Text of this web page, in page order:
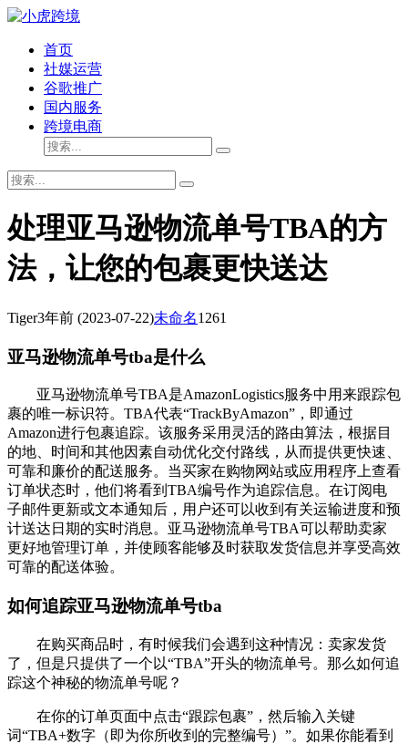
首页
社媒运营
谷歌推广
国内服务
跨境电商
处理亚马逊物流单号TBA的方
法，让您的包裹更快送达
Tiger3年前 (2023-07-22)未命名1261
亚马逊物流单号tba是什么
亚马逊物流单号TBA是AmazonLogistics服务中用来跟踪包
裹的唯一标识符。TBA代表“TrackByAmazon”，即通过
Amazon进行包裹追踪。该服务采用灵活的路由算法，根据目
的地、时间和其他因素自动优化交付路线，从而提供更快速、
可靠和廉价的配送服务。当买家在购物网站或应用程序上查看
订单状态时，他们将看到TBA编号作为追踪信息。在订阅电
子邮件更新或文本通知后，用户还可以收到有关运输进度和预
计送达日期的实时消息。亚马逊物流单号TBA可以帮助卖家
更好地管理订单，并使顾客能够及时获取发货信息并享受高效
可靠的配送体验。
如何追踪亚马逊物流单号tba
在购买商品时，有时候我们会遇到这种情况：卖家发货
了，但是只提供了一个以“TBA”开头的物流单号。那么如何追
踪这个神秘的物流单号呢？
在你的订单页面中点击“跟踪包裹”，然后输入关键
词“TBA+数字（即为你所收到的完整编号）”。如果你能看到